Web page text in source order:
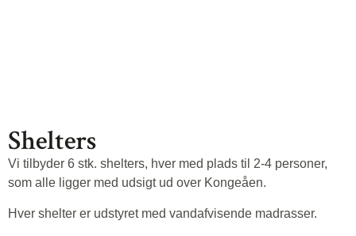
Shelters
Vi tilbyder 6 stk. shelters, hver med plads til 2-4 personer,
som alle ligger med udsigt ud over Kongeåen.
Hver shelter er udstyret med vandafvisende madrasser.